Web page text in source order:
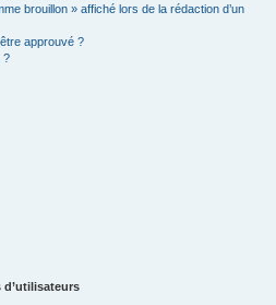
brouillon » affiché lors de la rédaction d’un
approuvé ?
?